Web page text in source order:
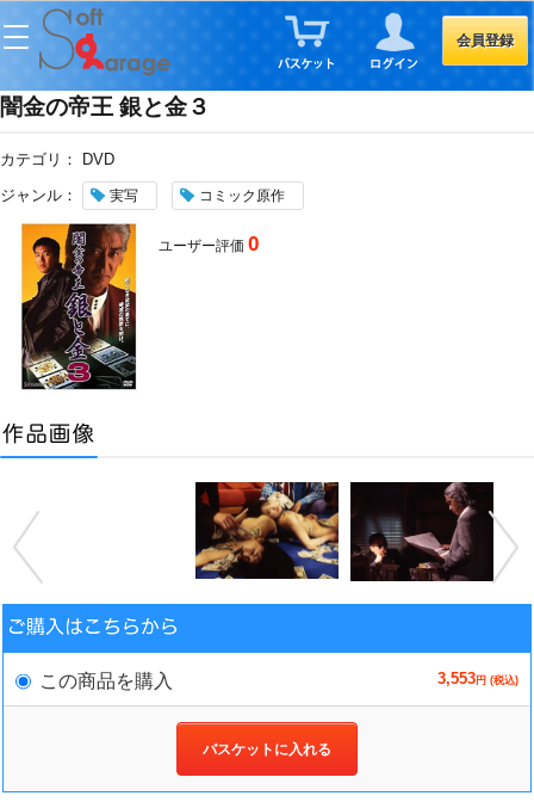
会員登録
闇金の帝王 銀と金３
カテゴリ：
DVD
ジャンル：
実写 コミック原作
ユーザー評価0
この商品を購入 3,553円 (税込)
バスケットに入れる